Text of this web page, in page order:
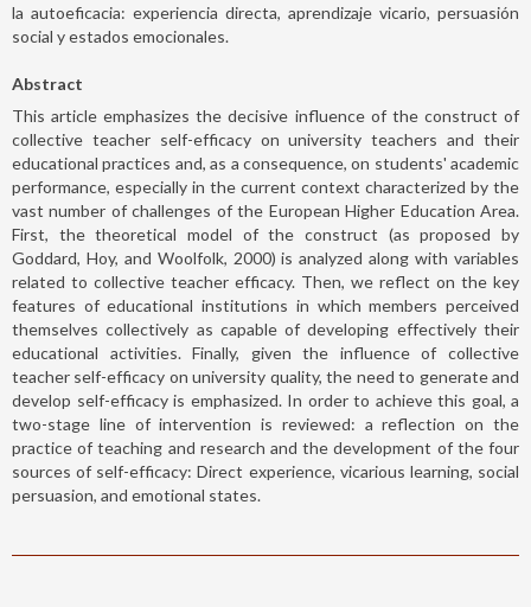
la autoeficacia: experiencia directa, aprendizaje vicario, persuasión
social y estados emocionales.
Abstract
This article emphasizes the decisive influence of the construct of
collective teacher self-efficacy on university teachers and their
educational practices and, as a consequence, on students' academic
performance, especially in the current context characterized by the
vast number of challenges of the European Higher Education Area.
First, the theoretical model of the construct (as proposed by
Goddard, Hoy, and Woolfolk, 2000) is analyzed along with variables
related to collective teacher efficacy. Then, we reflect on the key
features of educational institutions in which members perceived
themselves collectively as capable of developing effectively their
educational activities. Finally, given the influence of collective
teacher self-efficacy on university quality, the need to generate and
develop self-efficacy is emphasized. In order to achieve this goal, a
two-stage line of intervention is reviewed: a reflection on the
practice of teaching and research and the development of the four
sources of self-efficacy: Direct experience, vicarious learning, social
persuasion, and emotional states.